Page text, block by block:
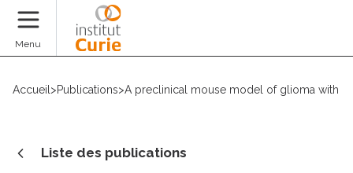
Menu
Accueil >Publications>A preclinical mouse model of glioma with
Liste des publications